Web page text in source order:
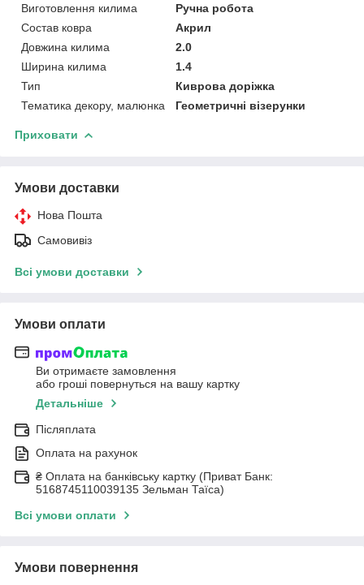
Виготовлення килима
Ручна робота
Состав ковра
Акрил
Довжина килима
2.0
Ширина килима
1.4
Тип
Киврова доріжка
Тематика декору, малюнка
Геометричні візерунки
Приховати
Умови доставки
Нова Пошта
Самовивіз
Всі умови доставки
Умови оплати
Ви отримаєте замовлення
або гроші повернуться на вашу картку
Детальніше
Післяплата
Оплата на рахунок
₴ Оплата на банківську картку (Приват Банк:
5168745110039135 Зельман Таїса)
Всі умови оплати
Умови повернення